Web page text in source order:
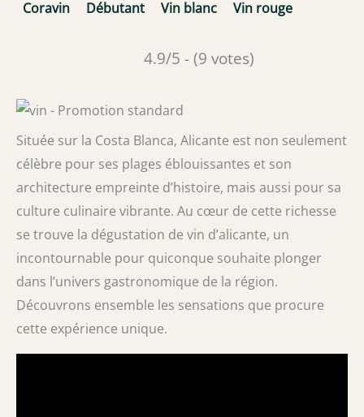
Coravin
Débutant Vin blanc Vin rouge
4.9/5 - (9 votes)
Située sur la Costa Blanca, Alicante est non seulement
célèbre pour ses plages éblouissantes et son
architecture empreinte d’histoire, mais aussi pour sa
culture culinaire vibrante. Au cœur de cette richesse
se trouve la dégustation de vin d’alicante, un
incontournable pour quiconque souhaite plonger
dans l’univers gastronomique de la région.
Découvrons ensemble les sensations que procure
cette expérience unique.